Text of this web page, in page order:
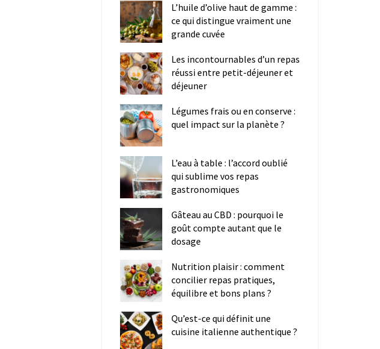
L’huile d’olive haut de gamme :
ce qui distingue vraiment une
grande cuvée
Les incontournables d’un repas
réussi entre petit-déjeuner et
déjeuner
Légumes frais ou en conserve :
quel impact sur la planète ?
L’eau à table : l’accord oublié
qui sublime vos repas
gastronomiques
Gâteau au CBD : pourquoi le
goût compte autant que le
dosage
Nutrition plaisir : comment
concilier repas pratiques,
équilibre et bons plans ?
Qu’est-ce qui définit une
cuisine italienne authentique ?